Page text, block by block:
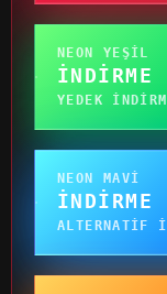
NEON YEŞIL
YEDEK
NEON MAVI
ALTERNATIF